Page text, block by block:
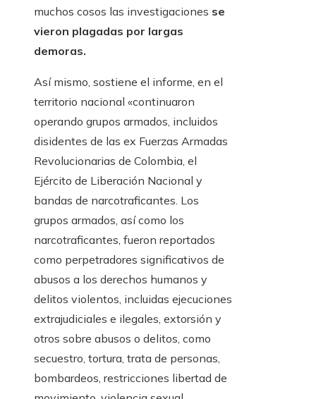
muchos cosos las investigaciones se
vieron plagadas por largas
demoras.
Así mismo, sostiene el informe, en el
territorio nacional «continuaron
operando grupos armados, incluidos
disidentes de las ex Fuerzas Armadas
Revolucionarias de Colombia, el
Ejército de Liberación Nacional y
bandas de narcotraficantes. Los
grupos armados, así como los
narcotraficantes, fueron reportados
como perpetradores significativos de
abusos a los derechos humanos y
delitos violentos, incluidas ejecuciones
extrajudiciales e ilegales, extorsión y
otros sobre abusos o delitos, como
secuestro, tortura, trata de personas,
bombardeos, restricciones libertad de